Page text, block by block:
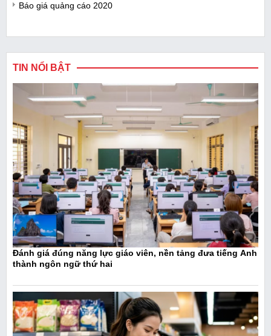
Báo giá quảng cáo 2020
TIN NỔI BẬT
Đánh giá đúng năng lực giáo viên, nền tảng đưa tiếng Anh
thành ngôn ngữ thứ hai